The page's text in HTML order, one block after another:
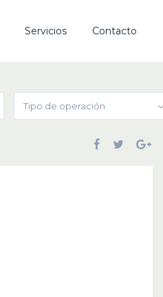
Servicios Contacto
Tipo de operación